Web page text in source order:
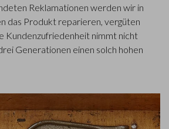
Reklamationen werden wir in
das Produkt reparieren, vergüten
Kundenzufriedenheit nimmt nicht
Generationen einen solch hohen